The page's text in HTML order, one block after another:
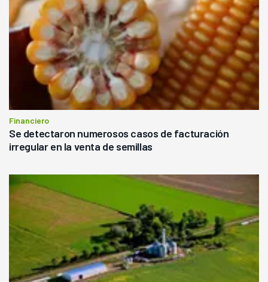
Financiero
Se detectaron numerosos casos de facturación
irregular en la venta de semillas